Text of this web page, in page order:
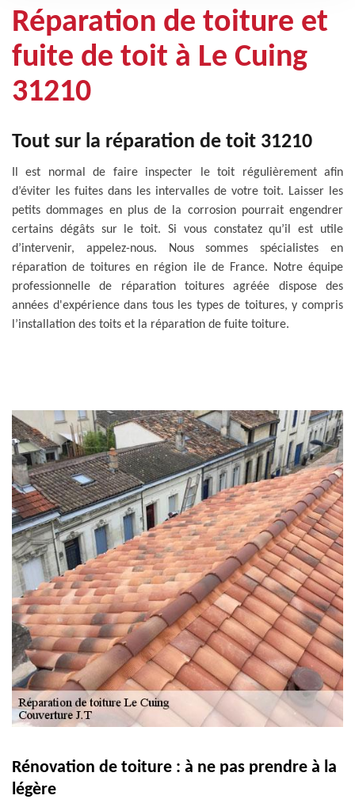
Réparation de toiture et
fuite de toit à Le Cuing
31210
Tout sur la réparation de toit 31210
Il est normal de faire inspecter le toit régulièrement afin
d’éviter les fuites dans les intervalles de votre toit. Laisser les
petits dommages en plus de la corrosion pourrait engendrer
certains dégâts sur le toit. Si vous constatez qu’il est utile
d’intervenir, appelez-nous. Nous sommes spécialistes en
réparation de toitures en région ile de France. Notre équipe
professionnelle de réparation toitures agréée dispose des
années d'expérience dans tous les types de toitures, y compris
l’installation des toits et la réparation de fuite toiture.
Rénovation de toiture : à ne pas prendre à la
légère